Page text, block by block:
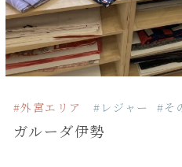
#外宮エリア #レジャー #そ
ガルーダ伊勢